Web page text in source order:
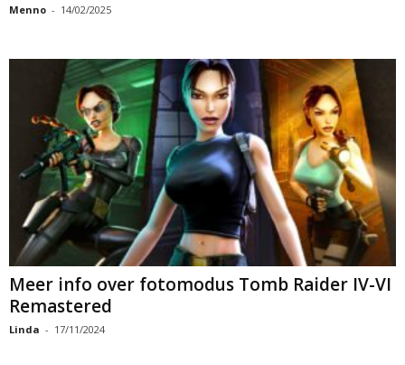
Menno - 14/02/2025
Meer info over fotomodus Tomb Raider IV-VI
Remastered
Linda - 17/11/2024